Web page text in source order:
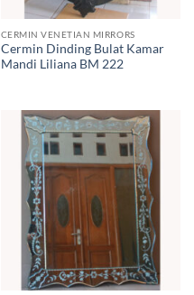
CERMIN VENETIAN MIRRORS
Cermin Dinding Bulat Kamar
Mandi Liliana BM 222